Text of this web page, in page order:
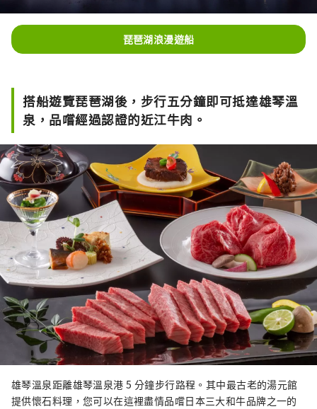
琵琶湖浪漫遊船
搭船遊覽琵琶湖後，步行五分鐘即可抵達雄琴溫
泉，品嚐經過認證的近江牛肉。
雄琴溫泉距離雄琴溫泉港 5 分鐘步行路程。其中最古老的湯元館
提供懷石料理，您可以在這裡盡情品嚐日本三大和牛品牌之一的